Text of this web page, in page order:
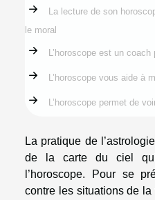
La lecture de son
le moral
L’horoscope est un coach
L’horoscope vous aide à
L’horoscope permet de
La pratique de
de la carte du ciel qui
l’horoscope. Pour se
contre les situations de